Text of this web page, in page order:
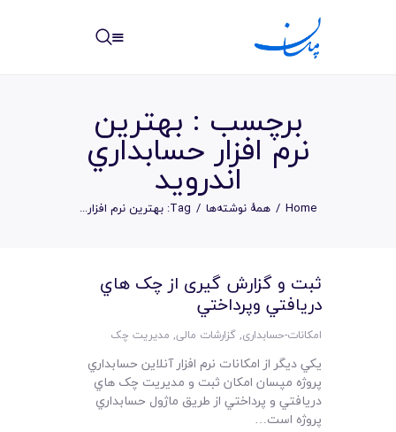
برچسب : بهترين
نرم افزار حسابداري
اندرويد
Home همهٔ نوشته‌ها Tag: بهترين نرم افزار...
خانه
مرکز آموزش
امکانات
سیستم ها
لیست قیمت محصولات
ثبت و گزارش گیری از چک هاي
دريافتي وپرداختي
امکانات-حسابداری,گزارشات مالی, مدیریت چک
يکي ديگر از امکانات نرم افزار آنلاين حسابداري
پروژه مپسان امکان ثبت و مديريت چک هاي
دريافتي و پرداختي از طريق ماژول حسابداري
پروژه است…